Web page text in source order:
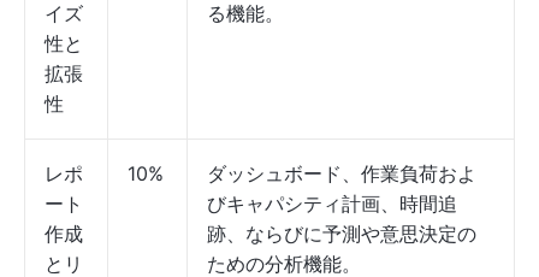
イズ
性と
拡張
性
る機能。
レポ
ート
作成
とリ
10%
ダッシュボード、作業負荷およ
びキャパシティ計画、時間追
跡、ならびに予測や意思決定の
ための分析機能。